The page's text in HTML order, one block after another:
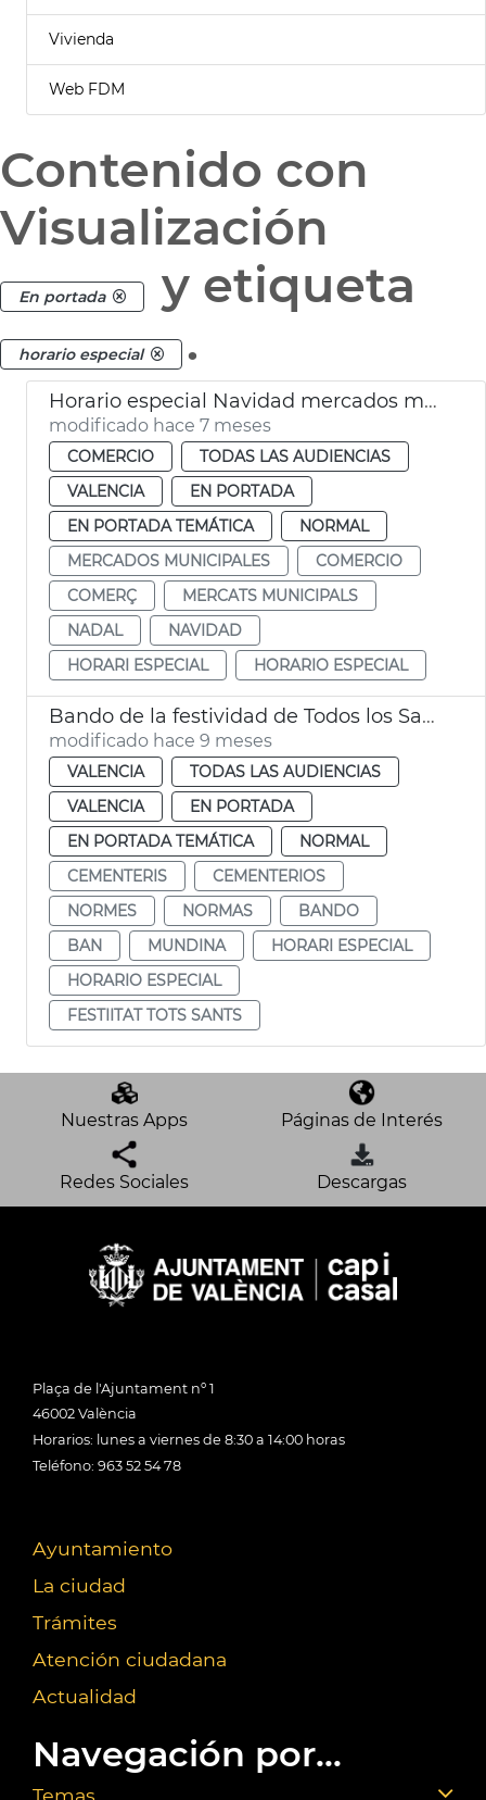
Vivienda
Web FDM
Contenido con
Visualización
En portada y etiqueta
horario especial .
Horario especial Navidad mercados municipales València
modificado hace 7 meses
COMERCIO
TODAS LAS AUDIENCIAS
VALENCIA
EN PORTADA
EN PORTADA TEMÁTICA
NORMAL
MERCADOS MUNICIPALES
COMERCIO
COMERÇ
MERCATS MUNICIPALS
NADAL
NAVIDAD
HORARI ESPECIAL
HORARIO ESPECIAL
Bando de la festividad de Todos los Santos
modificado hace 9 meses
VALENCIA
TODAS LAS AUDIENCIAS
VALENCIA
EN PORTADA
EN PORTADA TEMÁTICA
NORMAL
CEMENTERIS
CEMENTERIOS
NORMES
NORMAS
BANDO
BAN
MUNDINA
HORARI ESPECIAL
HORARIO ESPECIAL
FESTIITAT TOTS SANTS
Nuestras Apps Páginas de Interés
Redes Sociales Descargas
Plaça de l'Ajuntament nº 1
46002 València
Horarios: lunes a viernes de 8:30 a 14:00 horas
Teléfono: 963 52 54 78
Ayuntamiento
La ciudad
Trámites
Atención ciudadana
Actualidad
Navegación por...
Temas